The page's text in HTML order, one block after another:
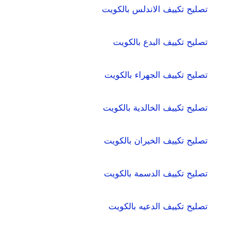
تصليح تكييف الاندلس بالكويت
تصليح تكييف البدع بالكويت
تصليح تكييف الجهراء بالكويت
تصليح تكييف الخالدية بالكويت
تصليح تكييف الخيران بالكويت
تصليح تكييف الدسمة بالكويت
تصليح تكييف الدعيه بالكويت